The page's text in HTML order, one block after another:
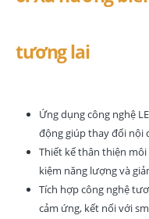
tương lai
Ứng dụng công nghệ
động giúp thay đổi nội
Thiết kế thân thiện
kiệm năng lượng và
Tích hợp công nghệ
cảm ứng, kết nối với